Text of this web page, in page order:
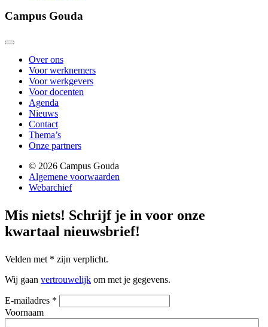
Campus Gouda
Over ons
Voor werknemers
Voor werkgevers
Voor docenten
Agenda
Nieuws
Contact
Thema’s
Onze partners
© 2026 Campus Gouda
Algemene voorwaarden
Webarchief
Mis niets! Schrijf je in voor onze
kwartaal nieuwsbrief!
Velden met * zijn verplicht.
Wij gaan vertrouwelijk om met je gegevens.
E-mailadres *
Voornaam